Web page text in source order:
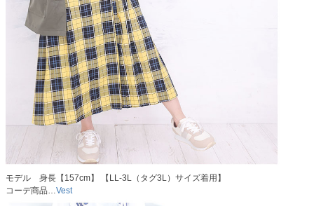
モデル 身長【157cm】 【LL-3L（タグ3L）サイズ着用】
コーデ商品…Vest